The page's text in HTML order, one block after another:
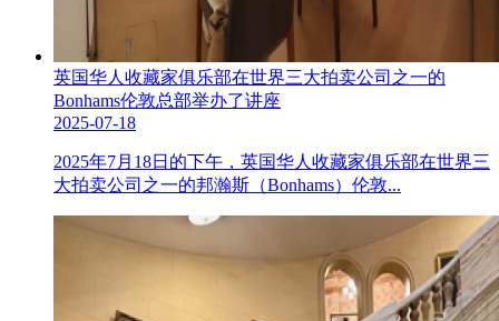
英国华人收藏家俱乐部在世界三大拍卖公司之一的
Bonhams伦敦总部举办了讲座
2025-07-18
2025年7月18日的下午，英国华人收藏家俱乐部在世界三
大拍卖公司之一的邦瀚斯（Bonhams）伦敦...